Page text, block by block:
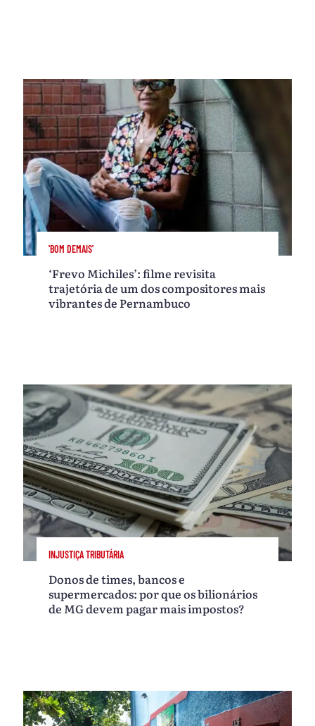
'BOM DEMAIS'
‘Frevo Michiles’: filme revisita
trajetória de um dos compositores mais
vibrantes de Pernambuco
INJUSTIÇA TRIBUTÁRIA
Donos de times, bancos e
supermercados: por que os bilionários
de MG devem pagar mais impostos?